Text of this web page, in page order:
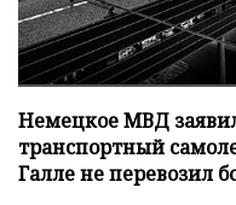
Немецкое МВД
транспортный
Галле не перевозил